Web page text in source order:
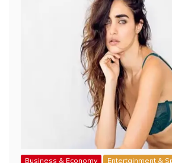
Business & Economy Entertainment &